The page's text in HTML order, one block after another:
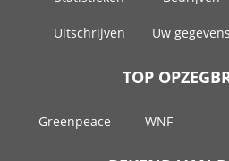
Uitschrijven Uw gegevens
TOP
Greenpeace WNF